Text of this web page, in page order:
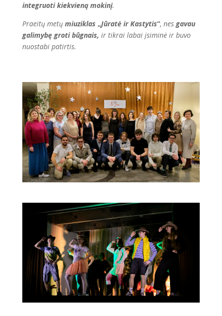
integruoti kiekvieną mokinį.
Praeitų metų miuziklas „Jūratė ir Kastytis“, nes gavau
galimybę groti būgnais, ir tikrai labai įsiminė ir buvo
nuostabi patirtis.